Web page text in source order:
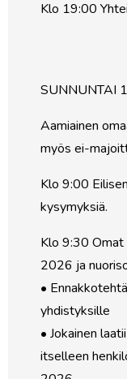
Klo 19:00
SUNNUNTAI
Aamiainen
myös ei-
Klo 9:00
kysymyksiä.
Klo 9:30
2026 ja
•
yhdistyksille
• Jokainen
itselleen